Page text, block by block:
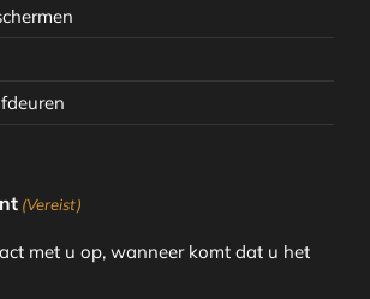
(Vereist)
met u op, wanneer komt dat u het